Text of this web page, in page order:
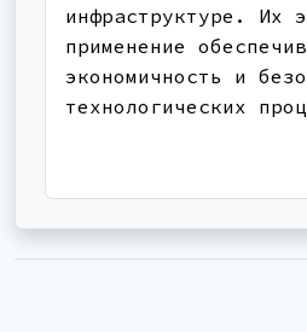
инфраструктуре. Их
применение
экономичность и
технологических